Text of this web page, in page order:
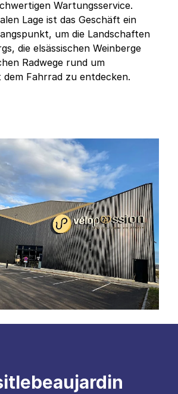
Wartungsservice.
Lage ist das Geschäft ein
um die Landschaften
die elsässischen Weinberge
Radwege rund um
dem Fahrrad zu entdecken.